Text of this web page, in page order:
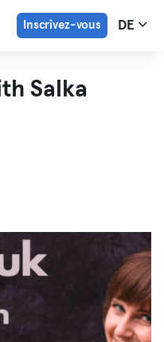
Inscrivez-vous DE
Salka